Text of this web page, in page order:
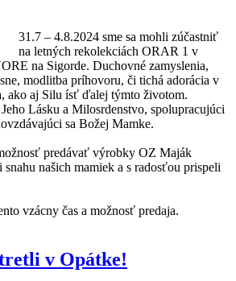
31.7 – 4.8.2024 sme sa mohli zúčastniť
na letných rekolekciách ORAR 1 v
na Sigorde. Duchovné zamyslenia,
modlitba príhovoru, či tichá adorácia v
ako aj Silu ísť ďalej týmto životom.
Lásku a Milosrdenstvo, spolupracujúci
sa Božej Mamke.
predávať výrobky OZ Maják
našich mamiek a s radosťou prispeli
vzácny čas a možnosť predaja.
v Opátke!